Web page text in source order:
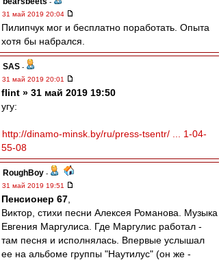
-
31 май 2019 20:04
Пилипчук мог и бесплатно поработать. Опыта
хотя бы набрался.
SAS -
31 май 2019 20:01
flint » 31 май 2019 19:50
угу:
http://dinamo-minsk.by/ru/press-tsentr/ ... 1-04-
55-08
RoughBoy -
31 май 2019 19:51
Пенсионер 67
Виктор, стихи песни Алексея Романова. Музыка
Евгения Маргулиса. Где Маргулис работал -
там песня и исполнялась. Впервые услышал
ее на альбоме группы "Наутилус" (он же -